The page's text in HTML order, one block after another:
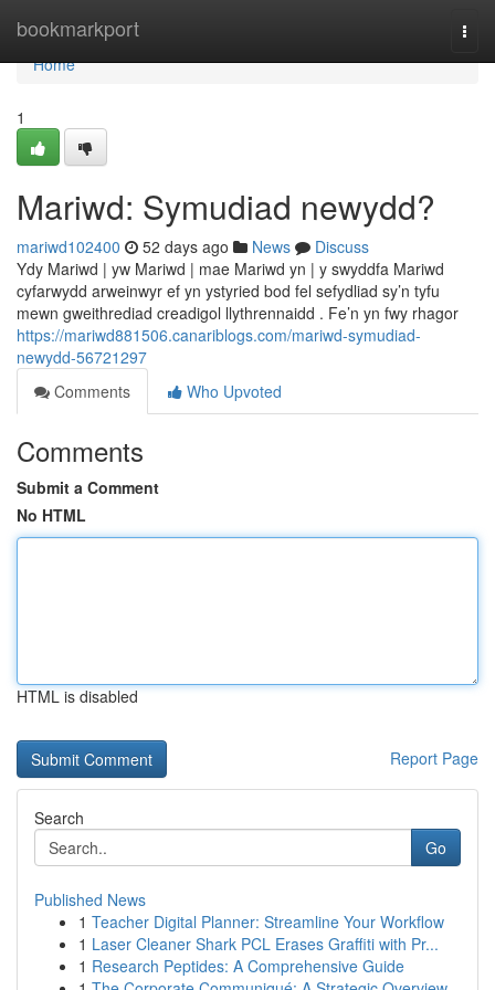
bookmarkport
Home
Home
1
Mariwd: Symudiad newydd?
mariwd102400 52 days ago News
Discuss
Ydy Mariwd | yw Mariwd | mae Mariwd yn | y swyddfa Mariwd
cyfarwydd arweinwyr ef yn ystyried bod fel sefydliad sy’n tyfu
mewn gweithrediad creadigol llythrennaidd . Fe’n yn fwy rhagor
https://mariwd881506.canariblogs.com/mariwd-symudiad-
newydd-56721297
Comments
Who Upvoted
Comments
Submit a Comment
No HTML
HTML is disabled
Report Page
Search
Go
Published News
1 Teacher Digital Planner: Streamline Your Workflow
1 Laser Cleaner Shark PCL Erases Graffiti with Pr...
1 Research Peptides: A Comprehensive Guide